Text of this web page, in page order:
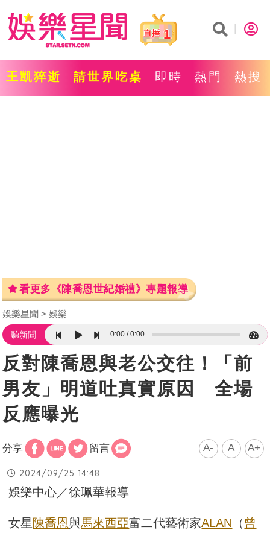
1
王凱猝逝 請世界吃桌 即時 熱門 熱搜
看更多《陳喬恩世紀婚禮》專題報導
娛樂星聞 娛樂
聽新聞 0:00 0:00
反對陳喬恩與老公交往！「前
男友」明道吐真實原因 全場
反應曝光
分享 留言 A- A A+
2024/09/25 14:48
娛樂中心／徐珮華報導
女星陳喬恩與馬來西亞富二代藝術家ALAN （曾